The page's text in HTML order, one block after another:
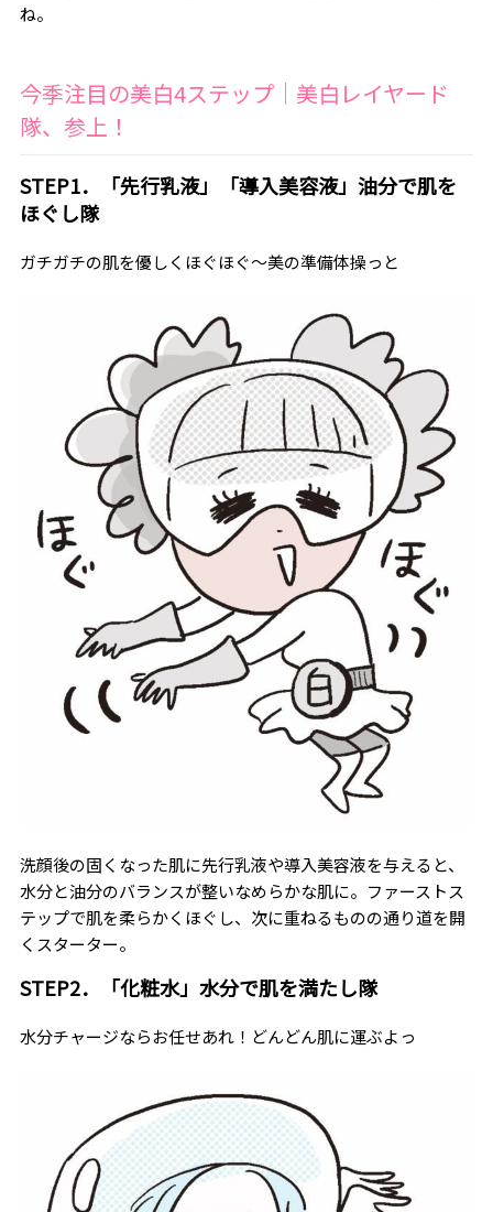
ね。
今季注目の美白4ステップ｜美白レイヤード
隊、参上！
STEP1．「先行乳液」「導入美容液」油分で肌を
ほぐし隊
ガチガチの肌を優しくほぐほぐ〜美の準備体操っと
洗顔後の固くなった肌に先行乳液や導入美容液を与えると、
水分と油分のバランスが整いなめらかな肌に。ファーストス
テップで肌を柔らかくほぐし、次に重ねるものの通り道を開
くスターター。
STEP2．「化粧水」水分で肌を満たし隊
水分チャージならお任せあれ！どんどん肌に運ぶよっ